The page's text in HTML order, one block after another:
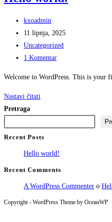
Autor
objave:
kxoadmin
Objava
objavljena:
11 lipnja, 2025
Kategorija
objave:
Uncategorized
Komentari
1 Komentar
Welcome to WordPress. This is your
Nastavi čitati
Pretraga
Recent Posts
Hello world!
Recent Comments
A WordPress Commenter o
Copyright - WordPress Theme by OceanWP